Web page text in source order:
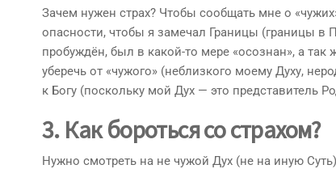
Зачем нужен страх? Чтобы сообщать мне о
опасности, чтобы я замечал Границы (границы
пробуждён, был в какой-то мере «осознан», а так
уберечь от «чужого» (неблизкого моему Духу,
к Богу (поскольку мой Дух — это представитель
3. Как бороться со страхом?
Нужно смотреть на не чужой Дух (не на иную